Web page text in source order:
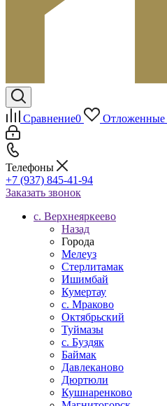
Сравнение0 Отложенные
Телефоны
+7 (937) 845-41-94
Заказать звонок
с. Верхнеяркеево
Назад
Города
Мелеуз
Стерлитамак
Ишимбай
Кумертау
c. Мраково
Октябрьский
Туймазы
c. Буздяк
Баймак
Давлеканово
Дюртюли
Кушнаренково